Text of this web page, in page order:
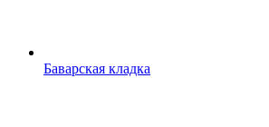
Баварская кладка